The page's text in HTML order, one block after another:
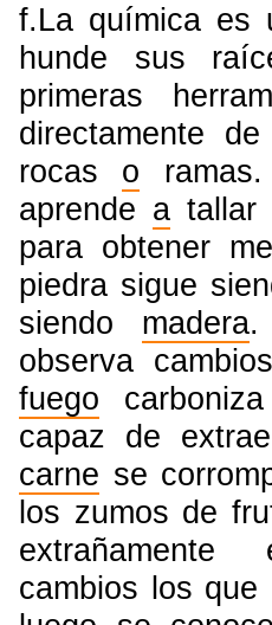
f.La química
hunde sus
primeras
directamente
rocas o
aprende atallar
para obtener
piedra sigue
siendo madera.
observa
fuego
capaz de
carne se
los zumos de
cambios los